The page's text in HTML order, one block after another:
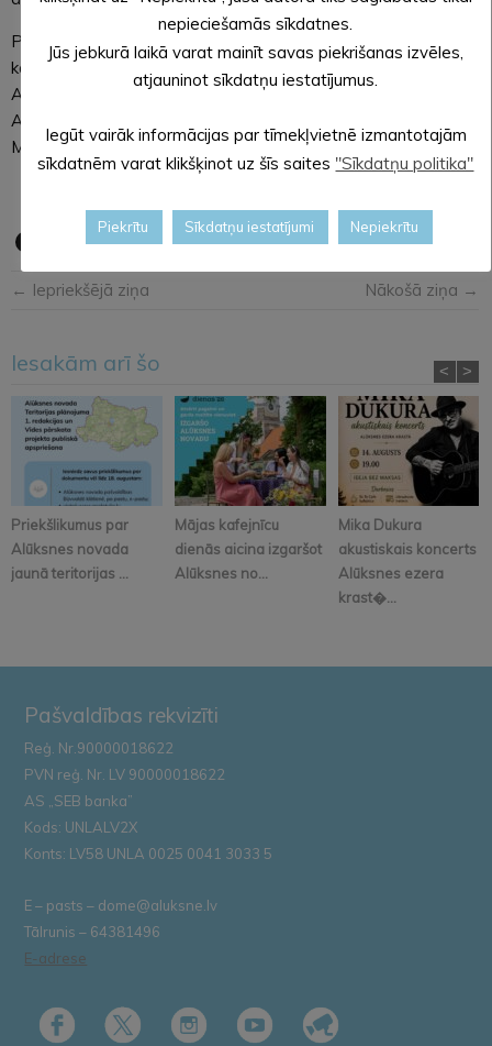
Pēc pauzes sekoja ātrspēle, kurā bija jāaizvada deviņas
kārtas ar apdomas laiku 4 minūtes +2 sekundes par gājienu.
Arī šoreiz labākais bija Larkins (2248), kura kontā 8,5 punkti.
Ar 7 punktiem aiz viņa sekoja Aivars Laizāns (2003) un Uldis
Melderis (1813). Širovs šoreiz nespēlēja.
← Iepriekšējā ziņa Nākošā ziņa →
Iesakām arī šo
Priekšlikumus par
Alūksnes novada
jaunā teritorijas ...
Mājas kafejnīcu
dienās aicina izgaršot
Alūksnes no...
Mika Dukura
akustiskais koncerts
Alūksnes ezera
krast�...
< >
Pašvaldības rekvizīti
Reģ. Nr.90000018622
PVN reģ. Nr. LV 90000018622
AS „SEB banka”
Kods: UNLALV2X
Konts: LV58 UNLA 0025 0041 3033 5
E – pasts – dome@aluksne.lv
Tālrunis – 64381496
E-adrese
nepieciešamās sīkdatnes.
Jūs jebkurā laikā varat mainīt savas piekrišanas izvēles,
atjauninot sīkdatņu iestatījumus.
Iegūt vairāk informācijas par tīmekļvietnē izmantotajām
sīkdatnēm varat klikšķinot uz šīs saites "Sīkdatņu politika"
Piekrītu Sīkdatņu iestatījumi Nepiekrītu